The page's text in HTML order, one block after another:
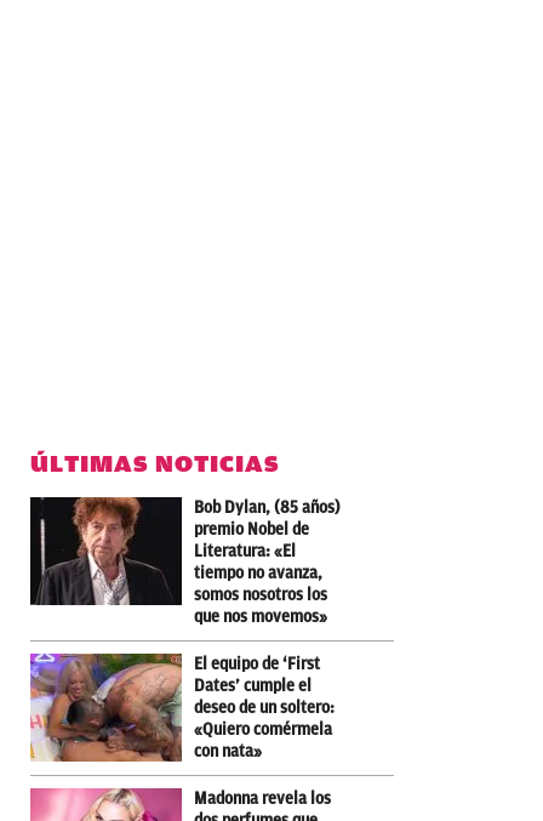
ÚLTIMAS NOTICIAS
Bob Dylan, (85 años)
premio Nobel de
Literatura: «El
tiempo no avanza,
somos nosotros los
que nos movemos»
El equipo de ‘First
Dates’ cumple el
deseo de un soltero:
«Quiero comérmela
con nata»
Madonna revela los